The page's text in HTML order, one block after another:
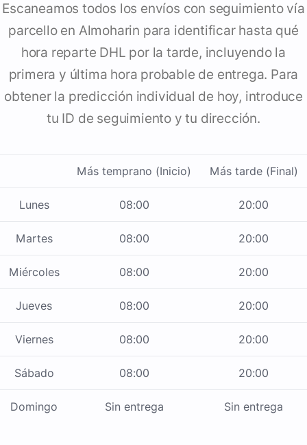
Escaneamos todos los envíos con seguimiento vía
parcello en Almoharin para identificar hasta qué
hora reparte DHL por la tarde, incluyendo la
primera y última hora probable de entrega. Para
obtener la predicción individual de hoy, introduce
tu ID de seguimiento y tu dirección.
Más temprano (Inicio) Más tarde (Final)
Lunes 08:00 20:00
Martes 08:00 20:00
Miércoles 08:00 20:00
Jueves 08:00 20:00
Viernes 08:00 20:00
Sábado 08:00 20:00
Domingo Sin entrega Sin entrega